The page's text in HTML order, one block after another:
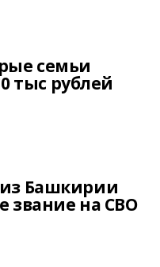
семьи
тыс рублей
Башкирии
звание на СВО